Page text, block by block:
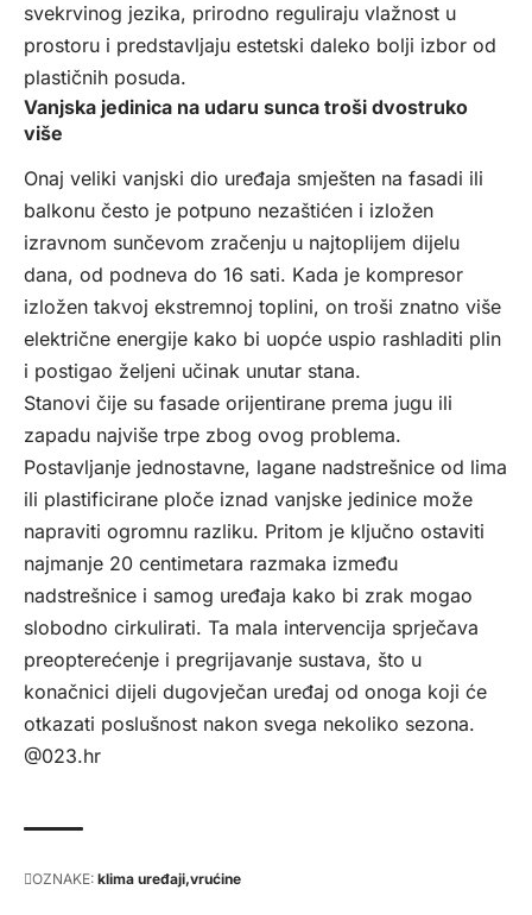
svekrvinog jezika, prirodno reguliraju vlažnost u
prostoru i predstavljaju estetski daleko bolji izbor od
plastičnih posuda.
Vanjska jedinica na udaru sunca troši dvostruko
više
Onaj veliki vanjski dio uređaja smješten na fasadi ili
balkonu često je potpuno nezaštićen i izložen
izravnom sunčevom zračenju u najtoplijem dijelu
dana, od podneva do 16 sati. Kada je kompresor
izložen takvoj ekstremnoj toplini, on troši znatno više
električne energije kako bi uopće uspio rashladiti plin
i postigao željeni učinak unutar stana.
Stanovi čije su fasade orijentirane prema jugu ili
zapadu najviše trpe zbog ovog problema.
Postavljanje jednostavne, lagane nadstrešnice od lima
ili plastificirane ploče iznad vanjske jedinice može
napraviti ogromnu razliku. Pritom je ključno ostaviti
najmanje 20 centimetara razmaka između
nadstrešnice i samog uređaja kako bi zrak mogao
slobodno cirkulirati. Ta mala intervencija sprječava
preopterećenje i pregrijavanje sustava, što u
konačnici dijeli dugovječan uređaj od onoga koji će
otkazati poslušnost nakon svega nekoliko sezona.
@023.hr
OZNAKE: klima uređaji vrućine